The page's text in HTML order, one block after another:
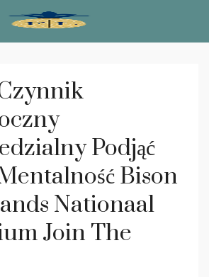
Podjąć
Bison
Nationaal
Join The